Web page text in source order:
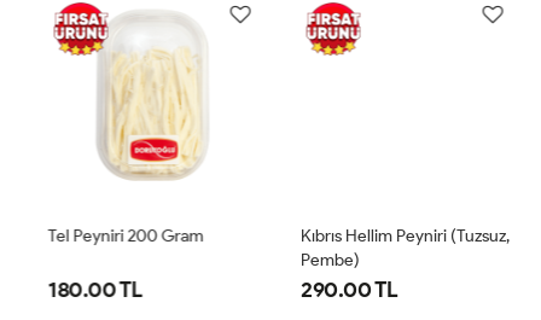
Tel Peyniri 200 Gram
180.00 TL
Kıbrıs Hellim Peyniri (Tuzsuz,
Pembe)
290.00 TL